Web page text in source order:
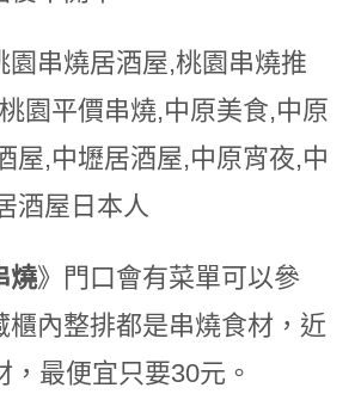
燒》門口會有菜單可以參
櫃內整排都是串燒食材，近
，最便宜只要30元。